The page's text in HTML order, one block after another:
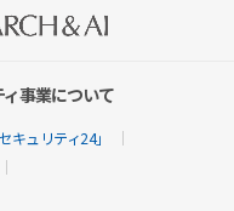
事業について
ュリティ24」